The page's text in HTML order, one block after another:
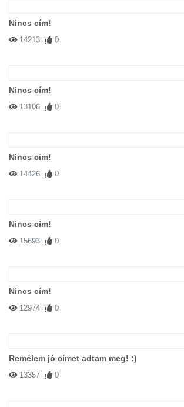
Nincs cím!
14213 0
Nincs cím!
13106 0
Nincs cím!
14426 0
Nincs cím!
15693 0
Nincs cím!
12974 0
Remélem jó címet adtam meg! :)
13357 0